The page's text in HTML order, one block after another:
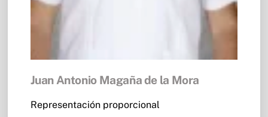
Juan Antonio Magaña de la Mora
Representación proporcional